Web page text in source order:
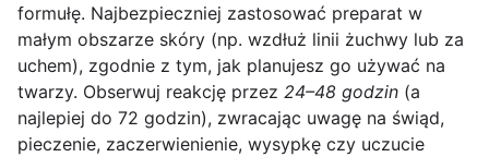
formułę. Najbezpieczniej zastosować preparat w
małym obszarze skóry (np. wzdłuż linii żuchwy lub za
uchem), zgodnie z tym, jak planujesz go używać na
twarzy. Obserwuj reakcję przez 24–48 godzin (a
najlepiej do 72 godzin), zwracając uwagę na świąd,
pieczenie, zaczerwienienie, wysypkę czy uczucie